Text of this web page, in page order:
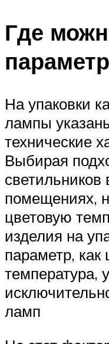
Где
На упаковки
лампы
технические
Выбирая
светильников
помещениях,
цветовую
изделия на
параметр, как
температура,
ламп